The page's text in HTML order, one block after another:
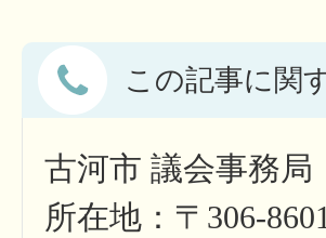
この記事に関
古河市 議会事務局
所在地：〒306-